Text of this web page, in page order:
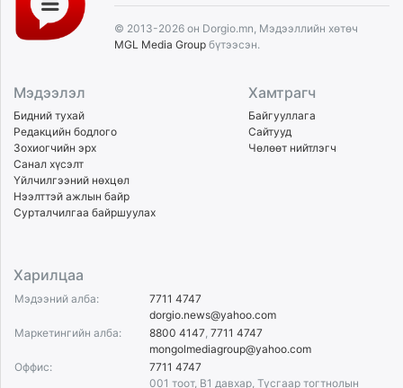
© 2013-2026 он Dorgio.mn, Мэдээллийн хөтөч
MGL Media Group бүтээсэн.
Мэдээлэл
Бидний тухай
Редакцийн бодлого
Зохиогчийн эрх
Санал хүсэлт
Үйлчилгээний нөхцөл
Нээлттэй ажлын байр
Сурталчилгаа байршуулах
Хамтрагч
Байгууллага
Сайтууд
Чөлөөт нийтлэгч
Харилцаа
Мэдээний алба:
7711 4747
dorgio.news@yahoo.com
Маркетингийн алба:
8800 4147, 7711 4747
mongolmediagroup@yahoo.com
Оффис:
7711 4747
001 тоот, B1 давхар, Тусгаар тогтнолын